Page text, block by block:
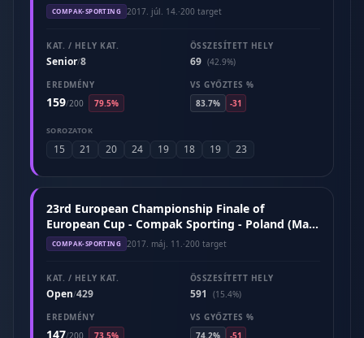
COMPAK-SPORTING 2017. júl. 14. ·200 target
KAT. / HELY KAT.
Senior/8
ÖSSZESÍTETT HELY
69 (42.9%)
EREDMÉNY
159/200 79.5%
VS GYŐZTES %
83.7%
-31
SOROZATOK
15 21 20 24 19 18 19 23
23rd European Championship Finale of
European Cup - Compak Sporting - Poland (May
2017)
COMPAK-SPORTING 2017. máj. 11. ·200 target
KAT. / HELY KAT.
Open/429
ÖSSZESÍTETT HELY
591
(15.4%)
EREDMÉNY
147/200 73.5%
VS GYŐZTES %
74.2%
-51